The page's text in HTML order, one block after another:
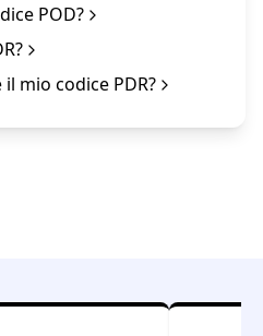
POD?
mio codice PDR?